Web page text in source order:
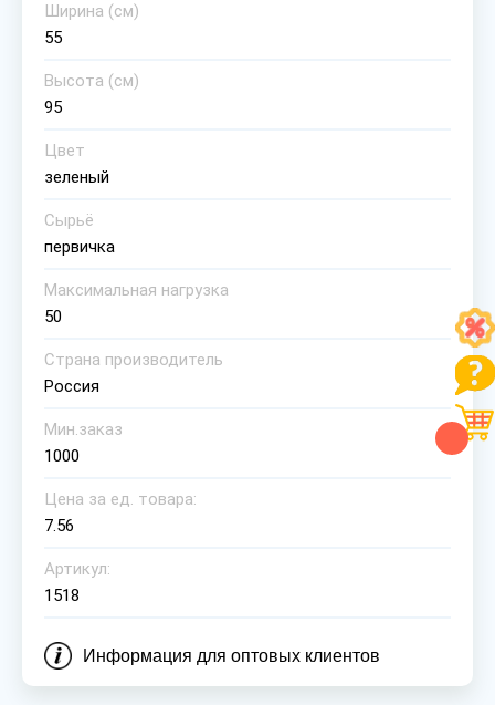
Ширина (cм)
55
Высота (cм)
95
Цвет
зеленый
Сырьё
первичка
Максимальная нагрузка
50
Страна производитель
Россия
Мин.заказ
1000
Цена за ед. товара:
7.56
Артикул:
1518
Информация для оптовых клиентов